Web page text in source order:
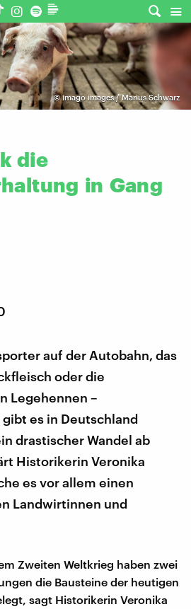
©imago images / Marius Schwarz
die
in Gang
auf der Autobahn, das
oder die
Legehennen –
es in Deutschland
drastischer Wandel ab
Historikerin Veronika
es vor allem einen
Landwirtinnen und
Zweiten Weltkrieg haben zwei
die Bausteine der heutigen
sagt Historikerin Veronika